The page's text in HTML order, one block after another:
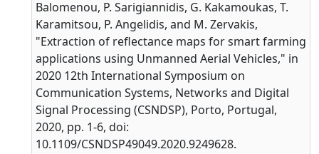
Balomenou, P. Sarigiannidis, G. Kakamoukas, T.
Karamitsou, P. Angelidis, and M. Zervakis,
"Extraction of reflectance maps for smart farming
applications using Unmanned Aerial Vehicles," in
2020 12th International Symposium on
Communication Systems, Networks and Digital
Signal Processing (CSNDSP), Porto, Portugal,
2020, pp. 1-6, doi:
10.1109/CSNDSP49049.2020.9249628.